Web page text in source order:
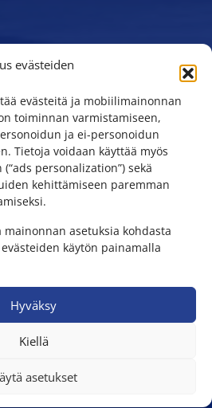
evästeiden
evästeitä ja mobiilimainonnan
toiminnan varmistamiseen,
ja ei-personoidun
Tietoja voidaan käyttää myös
personalization”) sekä
kehittämiseen paremman
asetuksia kohdasta
evästeiden käytön painamalla
Hyväksy
Kiellä
asetukset